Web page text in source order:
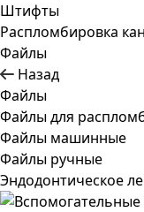
Штифты
Распломбировка
Файлы
Назад
Файлы
Файлы для
Файлы машинные
Файлы ручные
Эндодонтическое